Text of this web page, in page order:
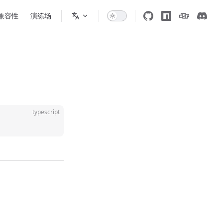
容性 演练场
typescript